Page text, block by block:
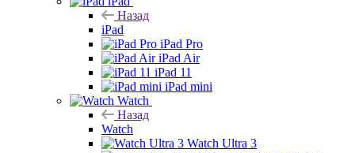
Назад
iPad
iPad Pro
iPad Air
iPad 11
iPad mini
Watch
Назад
Watch
Watch Ultra 3